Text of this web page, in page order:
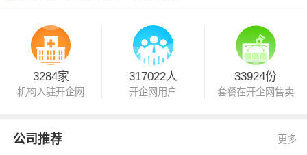
3284家
机构入驻开企网
317022人
开企网用户
33924份
套餐在开企网售卖
公司推荐 更多